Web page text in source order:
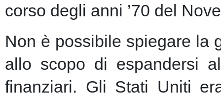
corso degli anni ’70 del
Non è possibile spiegare la
allo scopo di espandersi
finanziari. Gli Stati Uniti